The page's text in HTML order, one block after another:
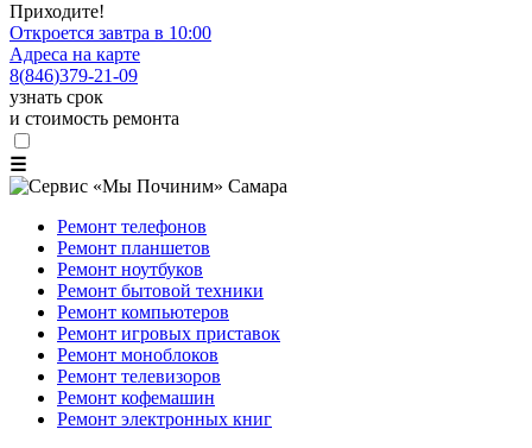
Приходите!
Откроется завтра в 10:00
Адреса на карте
8(846)379-21-09
узнать срок
и стоимость ремонта
☰
Ремонт телефонов
Ремонт планшетов
Ремонт ноутбуков
Ремонт бытовой техники
Ремонт компьютеров
Ремонт игровых приставок
Ремонт моноблоков
Ремонт телевизоров
Ремонт кофемашин
Ремонт электронных книг